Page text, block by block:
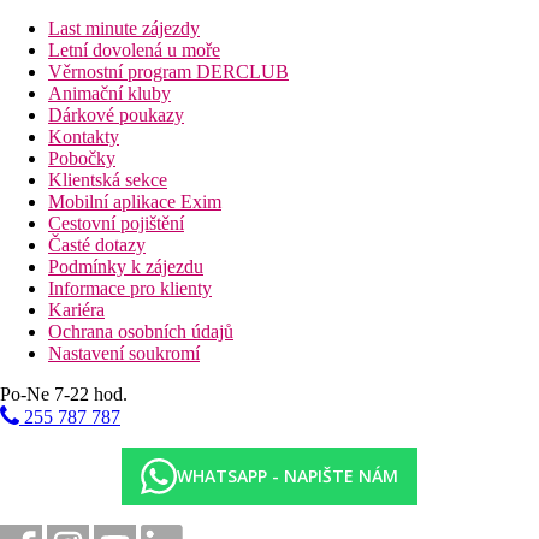
Vzdálenosti
48 km
Vzdálenost od nejbližšího letiště
Fotogalerie
Last minute zájezdy
Letní dovolená u moře
Věrnostní program DERCLUB
Animační kluby
Dárkové poukazy
Kontakty
Pobočky
Klientská sekce
Mobilní aplikace Exim
Cestovní pojištění
Časté dotazy
Podmínky k zájezdu
Informace pro klienty
Kariéra
Ochrana osobních údajů
Nastavení soukromí
Po-Ne 7-22 hod.
255 787 787
WHATSAPP - NAPIŠTE NÁM